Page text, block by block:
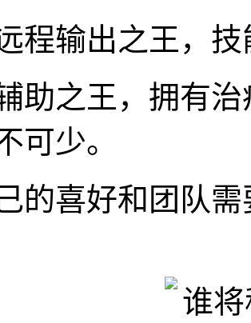
程输出之王，
助之王，拥有
可少。
的喜好和团队